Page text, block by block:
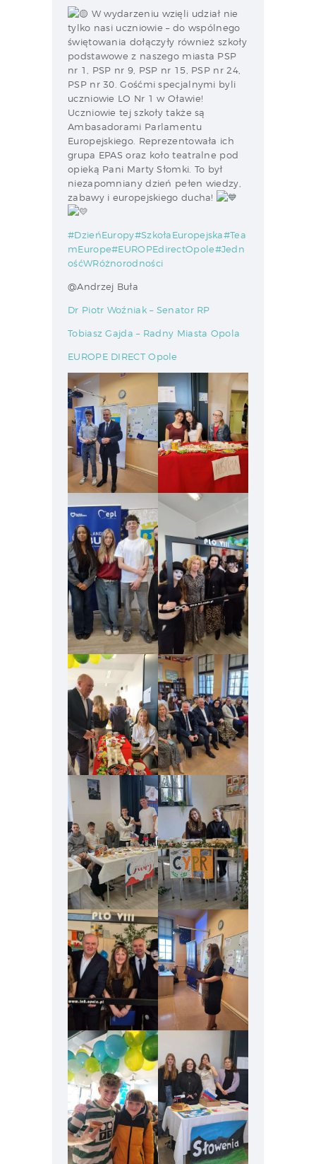
W wydarzeniu wzięli udział nie
tylko nasi uczniowie – do wspólnego
świętowania dołączyły również szkoły
podstawowe z naszego miasta PSP
nr 1, PSP nr 9, PSP nr 15, PSP nr 24,
PSP nr 30. Gośćmi specjalnymi byli
uczniowie LO Nr 1 w Oławie!
Uczniowie tej szkoły także są
Ambasadorami Parlamentu
Europejskiego. Reprezentowała ich
grupa EPAS oraz koło teatralne pod
opieką Pani Marty Słomki. To był
niezapomniany dzień pełen wiedzy,
zabawy i europejskiego ducha!
#DzieńEuropy#SzkołaEuropejska#Tea
mEurope#EUROPEdirectOpole#Jedn
ośćWRóżnorodności
@Andrzej Buła
Dr Piotr Woźniak – Senator RP
Tobiasz Gajda – Radny Miasta Opola
EUROPE DIRECT Opole